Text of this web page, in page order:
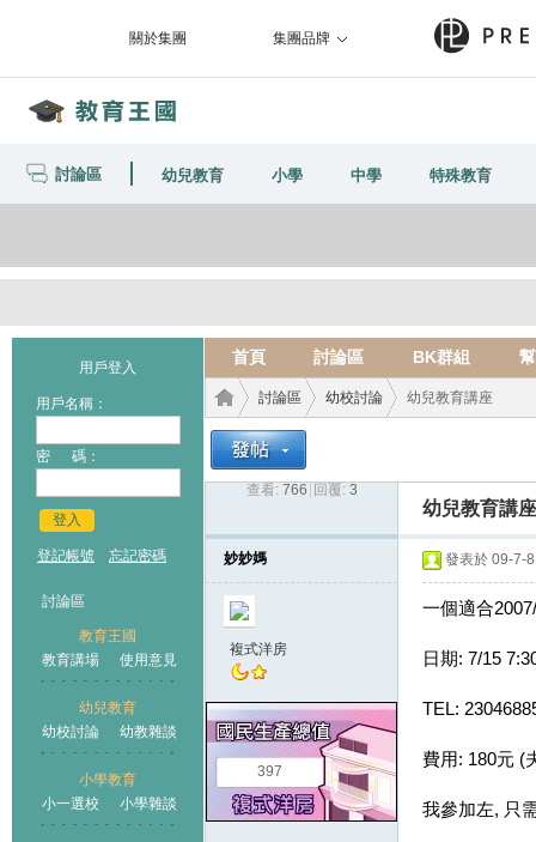
關於集團 集團品牌
討論區 幼兒教育 小學 中學 特殊教育
用戶登入
用戶名稱：
密 碼：
登入
登記帳號 忘記密碼
討論區
教育王國
教育講場
使用意見
幼兒教育
幼校討論
幼教雜談
小學教育
小一選校
小學雜談
首頁 討論區 BK群組
王國
討論區
›
幼校討論 幼兒教育講座
查看: 766 回覆: 3
幼兒教育講座
妙妙媽
複式洋房
397
發表於 09-7-
一個適合
日期: 7/15
TEL:
費用: 180元 (
我參加左, 只